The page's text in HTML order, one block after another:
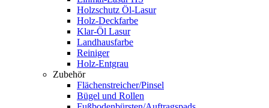
Holzschutz Öl-Lasur
Holz-Deckfarbe
Klar-Öl Lasur
Landhausfarbe
Reiniger
Holz-Entgrau
Zubehör
Flächenstreicher/Pinsel
Bügel und Rollen